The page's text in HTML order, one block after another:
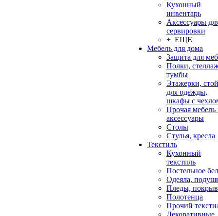
Кухонный
инвентарь
Аксессуары
сервировки
+ ЕЩЕ
Мебель для дома
Защита для
Полки,
тумбы
Этажерки,
для одежды,
шкафы с
Прочая мебель
аксессуары
Столы
Стулья, кресла
Текстиль
Кухонный
текстиль
Постельное
Одеяла,
Пледы,
Полотенца
Прочий
Декоративные